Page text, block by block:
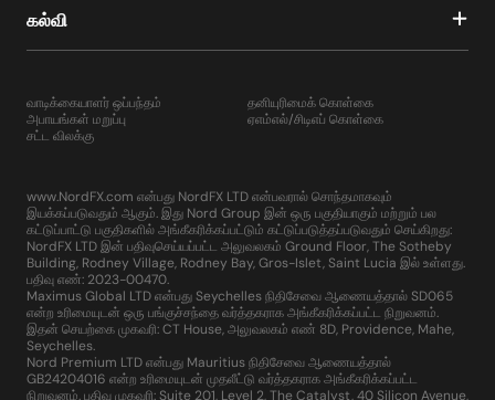
கல்வி
வாடிக்கையாளர் ஒப்பந்தம்
அபாயங்கள் மறுப்பு
சட்ட விலக்கு
தனியுரிமைக் கொள்கை
ஏஎம்எல்/சிடிஎப் கொள்கை
www.NordFX.com என்பது NordFX LTD என்பவரால் சொந்தமாகவும்
இயக்கப்படுவதும் ஆகும். இது Nord Group இன் ஒரு பகுதியாகும் மற்றும் பல
கட்டுப்பாட்டு பகுதிகளில் அங்கீகரிக்கப்பட்டும் கட்டுப்படுத்தப்படுவதும் செய்கிறது:
NordFX LTD இன் பதிவுசெய்யப்பட்ட அலுவலகம் Ground Floor, The Sotheby
Building, Rodney Village, Rodney Bay, Gros-Islet, Saint Lucia இல் உள்ளது.
பதிவு எண்: 2023-00470.
Maximus Global LTD என்பது Seychelles நிதிசேவை ஆணையத்தால் SD065
என்ற உரிமையுடன் ஒரு பங்குச்சந்தை வர்த்தகராக அங்கீகரிக்கப்பட்ட நிறுவனம்.
இதன் செயற்கை முகவரி: CT House, அலுவலகம் எண் 8D, Providence, Mahe,
Seychelles.
Nord Premium LTD என்பது Mauritius நிதிசேவை ஆணையத்தால்
GB24204016 என்ற உரிமையுடன் முதலீட்டு வர்த்தகராக அங்கீகரிக்கப்பட்ட
நிறுவனம். பதிவு முகவரி: Suite 201, Level 2, The Catalyst, 40 Silicon Avenue,